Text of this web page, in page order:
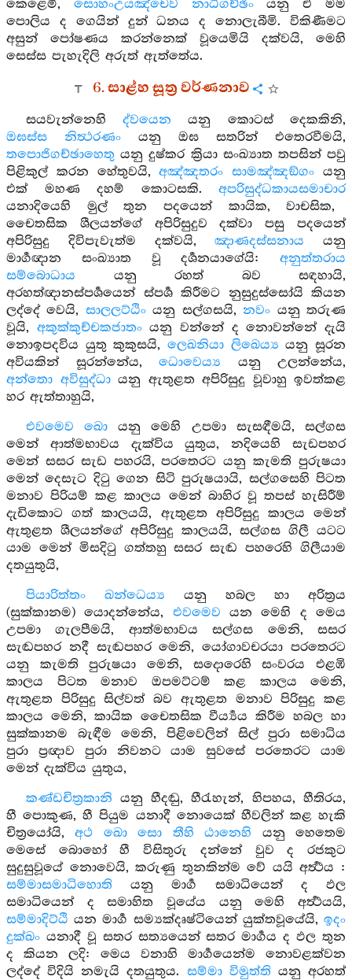
කෙළෙමි, සොහංඋයඤ්චෙව නාධිගච්ඡිංයනු ඒ මම
පොලිය ද ගෙයින් දුන් ධනය ද නොලැබීමි. විකිණීමට
අසුන් පෝෂණය කරන්නෙක් වූයෙමියි දක්වයි, මෙහි
සෙස්ස පැහැදිලි අරුත් ඇත්තේය.
6. සාළ්හ සූත්‍ර වර්ණනාව
සයවැන්නෙහි ද්වයෙන යනු කොටස් දෙකකිනි,
ඔඝස්ස නිත්‍ථරණං යනු ඔඝ සතරින් එතෙරවීමයි,
තපොජිගච්ඡාහෙතුයනු දුෂ්කර ක්‍රියා සංඛ්‍යාත තපසින් පවු
පිළිකුල් කරන හේතුවයි,අඤ්ඤතරං සාමඤ්ඤඞ්ගං යනු
එක් මහණ දහම් කොටසකි. අපරිසුද්ධකායසමාචාර
යනාදියෙහි මුල් තුන පදයෙන් කායික, වාචසික,
චෛතසික ශීලයන්ගේ අපිරිසුදුව දක්වා පසු පදයෙන්
අපිරිසුදු දිවිපැවැත්ම දක්වයි,ඤාණදස්සනාය යනු
මාර්‍ගඥාන සංඛ්‍යාත වූ දර්‍ශනයාගේයි: අනුත්තරාය
සම්බොධාය යනු රහත් බව සඳහායි,
අරහත්ඥානස්පර්‍ශයෙන් ස්පර්‍ශ කිරීමට නුසුදුස්සෝයි කියන
ලද්දේ වෙයි, සාලලට්ඨිංයනු සල්ගසයි,නවං යනු තරුණ
වූයි, අකුක්කුච්චකජාතංයනු වන්නේ ද නොවන්නේ දැයි
නොඉපදවිය යුතු කුකුසයි, ලෙඛනියා ලිඛෙය්‍ය යනු සූරන
අවියකින් සූරන්නේය, ධොවෙය්‍ය යනු උලන්නේය,
අන්තො අවිසුද්ධායනු ඇතුළත අපිරිසුදු වූවාහු ඉවත්කළ
හර ඇත්තාහුයි,
එවමෙව ඛොයනු මෙහි උපමා සැසඳීමයි, සල්ගස
මෙන් ආත්මභාවය දැක්විය යුතුය, නදියෙහි සැඩපහර
මෙන් සසර සැඩ පහරයි, පරතෙරට යනු කැමති පුරුෂයා
මෙන් දෙසැට දිටු ගෙන සිටි පුරුෂයායි, සල්ගසෙහි පිටත
මනාව පිරියම් කළ කාලය මෙන් බාහිර වූ තපස් හැසිරීම්
දැඩිකොට ගත් කාලයයි, ඇතුළත අපිරිසුදු කාලය මෙන්
ඇතුළත ශීලයන්ගේ අපිරිසුදු කාලයයි, සල්ගස ගිලී යටට
යාම මෙන් මිසදිටු ගත්තහු සසර සැඬ පහරෙහි ගිලීයාම
දතයුතුයි,
පියාරිත්තං ඛන්ධෙය්‍ය යනු හබල හා අරිත්‍රය
(සුක්කානම) යොදන්නේය, එවමෙව යන මෙහි ද මෙය
උපමා ගැලපීමයි, ආත්මභාවය සල්ගස මෙනි, සසර
සැඬපහර නදී සැඬපහර මෙනි, යෝගාවචරයා පරතෙරට
යනු කැමති පුරුෂයා මෙනි, සදොරෙහි සංවරය එළඹි
කාලය පිටත මනාව ඔපමට්ටම් කළ කාලය මෙනි,
ඇතුළත පිරිසුදු සිල්වත් බව ඇතුළත මනාව පිරිසුදු කළ
කාලය මෙනි, කායික චෛතසික වීර්‍ය්‍යය කිරීම හබල හා
සුක්කානම බැඳීම මෙනි, පිළිවෙලින් සිල් පුරා සමාධිය
පුරා ප්‍රඥාව පුරා නිවනට යාම සුවසේ පරතෙරට යාම
මෙන් දැක්විය යුතුය,
කණ්ඩචිත්‍රකානි යනු හීදඬු, හීරැහැන්, හිපහය, හීතිරය,
හී පොකුණ, හී පියුම යනාදී නොයෙක් හීවලින් කළ හැකි
චිත්‍රයෝයි,අථ ඛො සො තීහි ඨානෙහි යනු හෙතෙම
මෙසේ බොහෝ හී විසිතුරු දන්නේ වුව ද රජකුට
සුදුසුවූයේ නොවෙයි, කරුණු තුනකින්ම වේ යයි අර්‍ත්‍ථය :
සම්මාසමාධිහොති යනු මාර්‍ග සමාධියෙන් ද ඵල
සමාධියෙන් ද සමාහිත වූයේය යනු මෙහි අර්‍ත්‍ථයයි,
සම්මාදිට්ඨි යන මාර්‍ග සම්‍යක්දෘෂ්ටියෙන් යුක්තවූයේයි, ඉදං
දුක්ඛං යනාදී වූ සතර සත්‍යයෙන් සතර මාර්‍ගය ද ඵල තුන
ද කියන ලදි: මෙය වනාහි මාර්‍ගයෙන්ම නොවළක්වන
ලද්දේ විදියි නමැයි දතයුතුය. සම්මා විමුත්ති යනු අරහත්